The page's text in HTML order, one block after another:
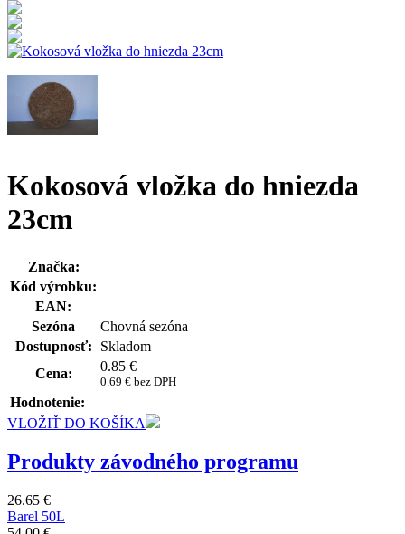
Kokosová vložka do hniezda
23cm
Značka:
Kód výrobku:
EAN:
Sezóna
Chovná sezóna
Dostupnosť:
Skladom
Cena:
0.85 €
0.69 € bez DPH
Hodnotenie:
VLOŽIŤ DO KOŠÍKA
Produkty závodného programu
26.65 €
Barel 50L